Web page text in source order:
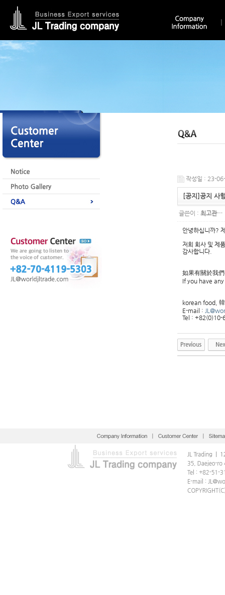
작성일 : 23-
[공지]공지
글쓴이 : 최고관…
안녕하십니까?
저희 회사 및 제
감사합니다.
如果有關於我
If you have
korean food,
E-mail :
Tel :